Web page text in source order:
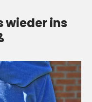
wieder ins